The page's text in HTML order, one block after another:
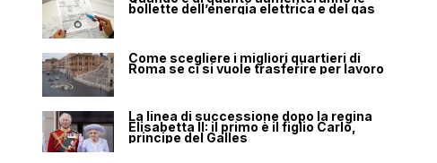
bollette dell’energia elettrica e del gas
Come scegliere i migliori quartieri di
Roma se ci si vuole trasferire per lavoro
La linea di successione dopo la regina
Elisabetta II: il primo è il figlio Carlo,
principe del Galles